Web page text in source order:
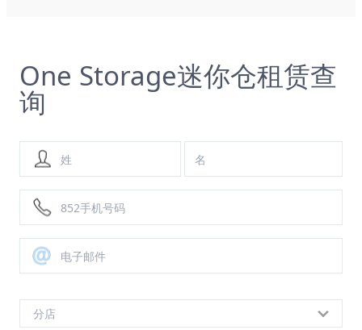
One Storage迷你仓租赁查
询